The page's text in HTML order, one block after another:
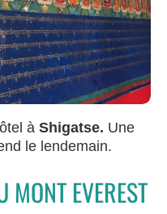
à Shigatse. Une
le lendemain.
MONT EVEREST